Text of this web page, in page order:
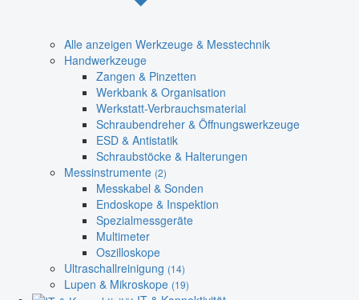
Alle anzeigen Werkzeuge & Messtechnik
Handwerkzeuge
Zangen & Pinzetten
Werkbank & Organisation
Werkstatt-Verbrauchsmaterial
Schraubendreher & Öffnungswerkzeuge
ESD & Antistatik
Schraubstöcke & Halterungen
Messinstrumente (2)
Messkabel & Sonden
Endoskope & Inspektion
Spezialmessgeräte
Multimeter
Oszilloskope
Ultraschallreinigung (14)
Lupen & Mikroskope (19)